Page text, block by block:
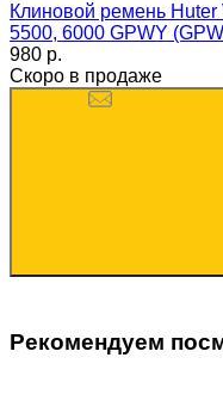
Клиновой ремень
5500, 6000 GPWY
980 p.
Скоро в продаже
Рекомендуем